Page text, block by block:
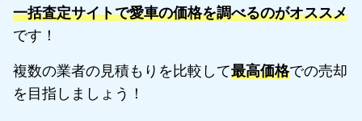
一括査定サイトで愛車の価格を調べるのがオススメ
です！
複数の業者の見積もりを比較して最高価格での売却
を目指しましょう！